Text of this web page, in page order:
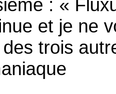
: «
et je ne
trois